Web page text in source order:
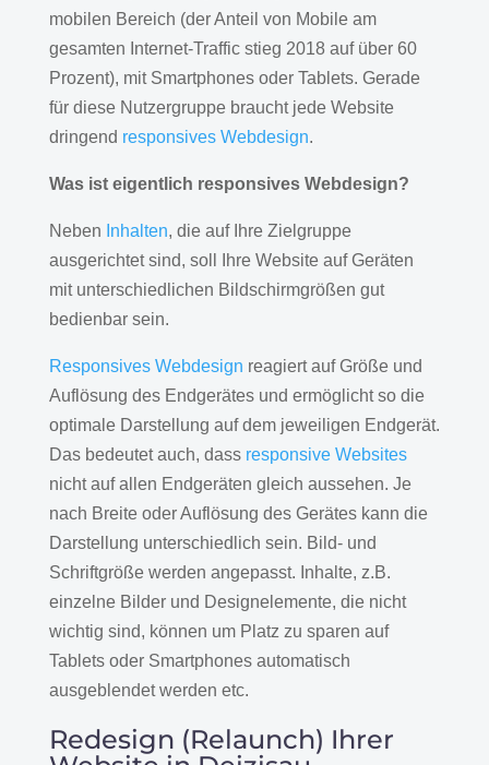
mobilen Bereich (der Anteil von Mobile am
gesamten Internet-Traffic stieg 2018 auf über 60
Prozent), mit Smartphones oder Tablets. Gerade
für diese Nutzergruppe braucht jede Website
dringend responsives Webdesign.
Was ist eigentlich responsives Webdesign?
Neben Inhalten, die auf Ihre Zielgruppe
ausgerichtet sind, soll Ihre Website auf Geräten
mit unterschiedlichen Bildschirmgrößen gut
bedienbar sein.
Responsives Webdesign reagiert auf Größe und
Auflösung des Endgerätes und ermöglicht so die
optimale Darstellung auf dem jeweiligen Endgerät.
Das bedeutet auch, dass responsive Websites
nicht auf allen Endgeräten gleich aussehen. Je
nach Breite oder Auflösung des Gerätes kann die
Darstellung unterschiedlich sein. Bild- und
Schriftgröße werden angepasst. Inhalte, z.B.
einzelne Bilder und Designelemente, die nicht
wichtig sind, können um Platz zu sparen auf
Tablets oder Smartphones automatisch
ausgeblendet werden etc.
Redesign (Relaunch) Ihrer